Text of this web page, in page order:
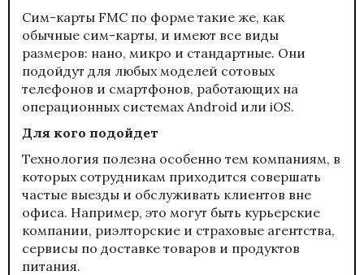
Сим-карты FMC по форме такие же, как
обычные сим-карты, и имеют все виды
размеров: нано, микро и стандартные. Они
подойдут для любых моделей сотовых
телефонов и смартфонов, работающих на
операционных системах Android или iOS.
Для кого подойдет
Технология полезна особенно тем компаниям, в
которых сотрудникам приходится совершать
частые выезды и обслуживать клиентов вне
офиса. Например, это могут быть курьерские
компании, риэлторские и страховые агентства,
сервисы по доставке товаров и продуктов
питания.